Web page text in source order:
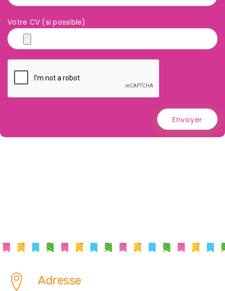
Votre CV (si possible)
Envoyer
Adresse